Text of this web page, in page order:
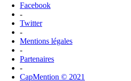
Facebook
-
Twitter
-
Mentions légales
-
Partenaires
-
CapMention © 2021